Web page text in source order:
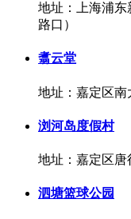
地址：上海浦
路口）
翥云堂
地址：嘉定区南
浏河岛度假村
地址：嘉定区唐
泗塘篮球公园